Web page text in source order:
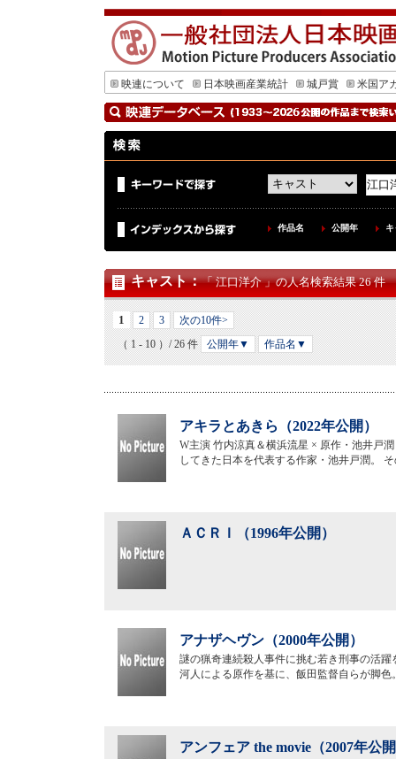
映連について 日本映画産業統計 城戸賞 米国ア
作品名 公開年
キャスト：「 江口洋介 」の人名検索結果 26 件
1 2 3
次の10件>
（ 1 - 10 ）/ 26 件
公開年▼ 作品名▼
アキラとあきら（2022年公開）
W主演 竹内涼真＆横浜流星 × 原作・池井戸
してきた日本を代表する作家・池井戸潤。
ＡＣＲＩ（1996年公開）
アナザヘヴン（2000年公開）
謎の猟奇連続殺人事件に挑む若き刑事の活
河人による原作を基に、飯田監督自らが脚
アンフェア the movie（2007年公